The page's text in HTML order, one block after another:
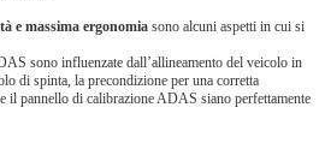
e massima ergonomia sono alcuni aspetti in cui si
sono influenzate dall’allineamento del veicolo in
di spinta, la precondizione per una corretta
il pannello di calibrazione ADAS siano perfettamente